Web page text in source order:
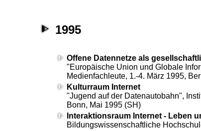
1995
Offene Datennetze als
"Europäische Union und Globale
Medienfachleute, 1.-4. März 1995,
Kulturraum Internet
"Jugend auf der Datenautobahn",
Bonn, Mai 1995 (SH)
Interaktionsraum Internet - Leben
Bildungswissenschaftliche